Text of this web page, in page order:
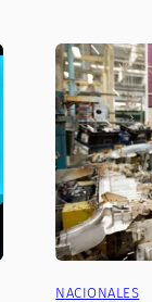
NACIONALES